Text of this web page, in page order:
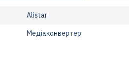
Alistar
Медіаконвертер